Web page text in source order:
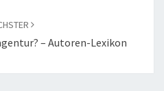
– Autoren-Lexikon